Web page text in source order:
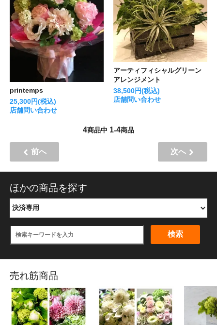
printemps
25,300円(税込)
店舗問い合わせ
アーティフィシャルグリーン
アレンジメント
38,500円(税込)
店舗問い合わせ
4商品中 1-4商品
前へ 次へ
ほかの商品を探す
検索
売れ筋商品